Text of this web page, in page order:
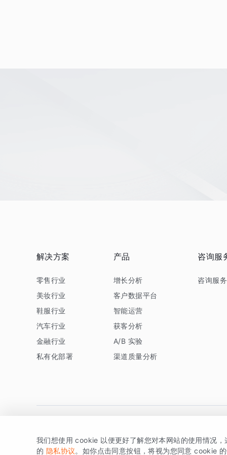
解决方案
零售行业
美妆行业
鞋服行业
汽车行业
金融行业
私有化部署
产品
增长分析
客户数据平台
智能运营
获客分析
A/B 实验
渠道质量分析
咨询服
咨询服务
版权所有 © 北京易数科技有限公司SDK相关说明 京ICP备
我们想使用 cookie 以便更好了解您对本网站的使用情况
的 隐私协议。如你点击同意按钮，将视为您同意 cookie 的